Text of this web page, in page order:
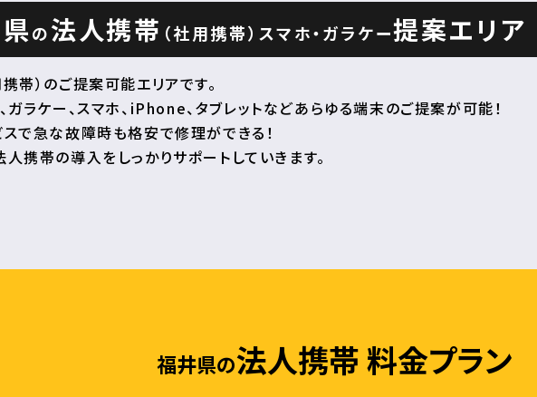
の法人携帯 （社用携帯） スマホ・ガラケー提案エリア
帯）のご提案可能エリアです。
ガラケー、スマホ、iPhone、タブレットなどあらゆる端末のご提案が可能！
で急な故障時も格安で修理ができる！
携帯の導入をしっかりサポートしていきます。
福井県の法人携帯 料金プラン